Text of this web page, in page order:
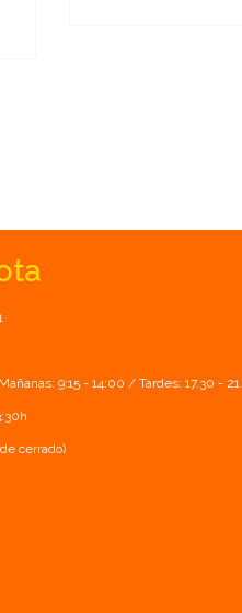
9:15 - 14:00 / Tardes: 17.30 -
cerrado)